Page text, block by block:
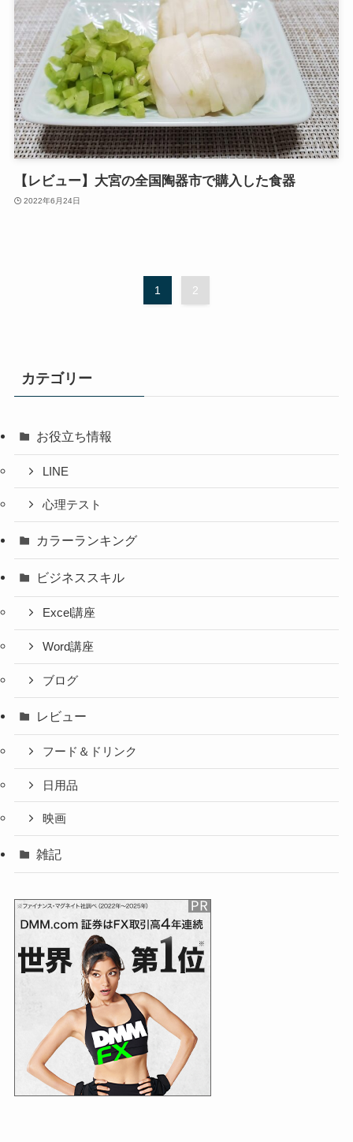
【レビュー】大宮の全国陶器市で購入した食器
2022年6月24日
1 2
カテゴリー
お役立ち情報
LINE
心理テスト
カラーランキング
ビジネススキル
Excel講座
Word講座
ブログ
レビュー
フード＆ドリンク
日用品
映画
雑記